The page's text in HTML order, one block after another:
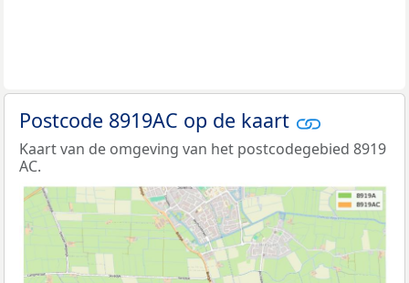
Postcode 8919AC op de kaart
Kaart van de omgeving van het postcodegebied 8919
AC.